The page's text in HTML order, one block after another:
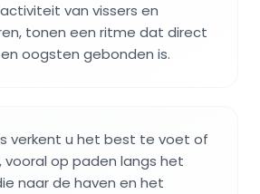
van vissers en
tonen een ritme dat direct
oogsten gebonden is.
verkent u het best te voet of
vooral op paden langs het
naar de haven en het